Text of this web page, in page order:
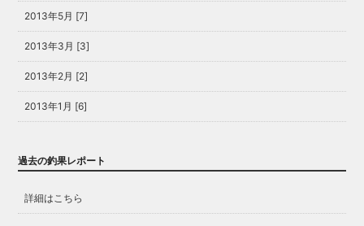
2013年5月 [7]
2013年3月 [3]
2013年2月 [2]
2013年1月 [6]
過去の釣果レポート
詳細はこちら